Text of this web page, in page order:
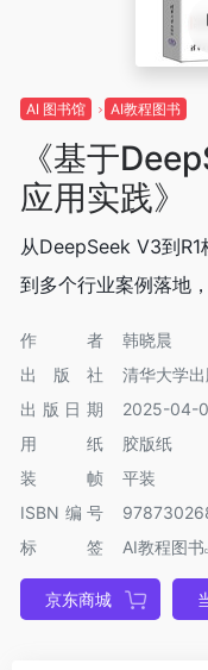
AI 图书馆 AI教程图书
《基于
应用实践》
从DeepSeek V3到
到多个行业案例落地
作者
韩晓晨
出版社
清华大学
出版日期
2025-04-
用纸
胶版纸
装帧
平装
ISBN编号
标签
AI教程图书
京东商城